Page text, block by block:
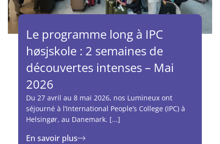
Le programme long à IPC
høsjskole : 2 semaines de
découvertes intenses – Mai
2026
Du 27 avril au 8 mai 2026, nos Lumineux ont
séjourné à l’International People’s College (IPC) à
Helsingør, au Danemark. [...]
En savoir plus